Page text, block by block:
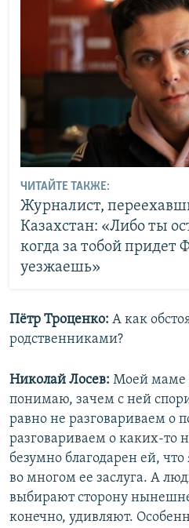
ЧИТАЙТЕ ТАКЖЕ:
Журналист,
Казахстан: «Либо ты
когда за тобой придет
уезжаешь»
Пётр Троценко: А как
родственниками?
Николай Лосев: Моей маме
понимаю, зачем с ней
равно не разговариваем о
разговариваем о каких-то
безумно благодарен ей,
во многом ее заслуга. А
выбирают сторону
конечно, удивляют.